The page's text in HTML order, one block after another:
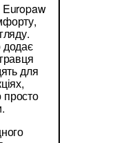
Europaw
додає
для